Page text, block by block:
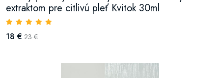
extraktom pre citlivú pleť Kvitok 30ml
18 € 23 €